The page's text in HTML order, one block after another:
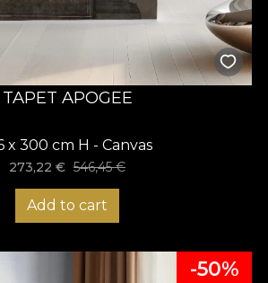
TAPET APOGEE
x 300 cm H - Canvas
273,22 € 546,45€
Add to cart
-50%